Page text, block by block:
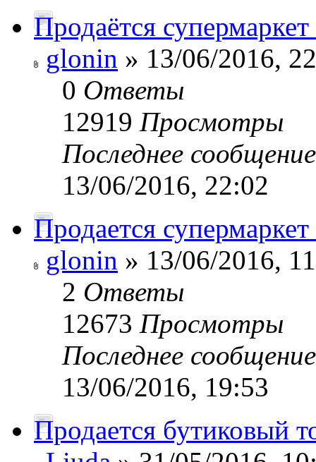
Продаётся
glonin » 13/06/2016,
0 Ответы
12919 Просмотры
Последнее
13/06/2016, 22:02
Продается
glonin » 13/06/2016,
2 Ответы
12673 Просмотры
Последнее
13/06/2016, 19:53
Продается бутиковый